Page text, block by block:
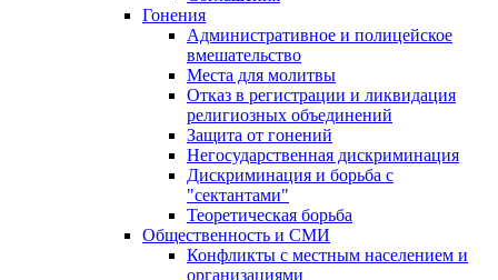
Гонения
Административное и полицейское
вмешательство
Места для молитвы
Отказ в регистрации и ликвидация
религиозных объединений
Защита от гонений
Негосударственная дискриминация
Дискриминация и борьба с
"сектантами"
Теоретическая борьба
Общественность и СМИ
Конфликты с местным населением и
организациями